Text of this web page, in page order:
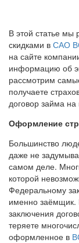
В этой статье мы
скидками в САО
на сайте
информацию об
рассмотрим
получаете
договор займа
Оформление
Большинство
даже не
самом деле.
которой
Федеральному
именно заёмщик.
заключения
теряете
оформленное в